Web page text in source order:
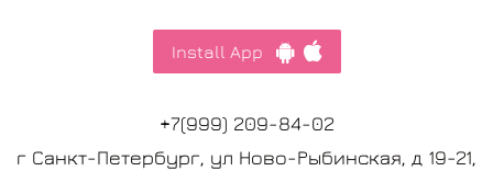
Install App
+7(999) 209-84-02
г Санкт-Петербург, ул Ново-Рыбинская, д 19-21,